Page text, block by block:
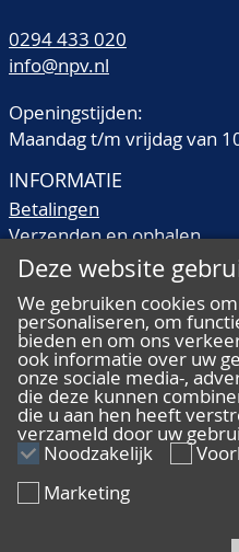
0294 433 020
info@npv.nl
Openingstijden:
Maandag t/m vrijdag van
INFORMATIE
Betalingen
Verzenden en ophalen
Veilingtermen
Kwaliteitsomschrijvingen
Veelgestelde vragen
ALGEMEEN
Algemene voorwaarden
Deze website
We gebruiken cookies
personaliseren, om
bieden en om ons
ook informatie over uw
onze sociale media-,
die deze kunnen
die u aan hen heeft
verzameld door uw
Noodzakelijk
Marketing